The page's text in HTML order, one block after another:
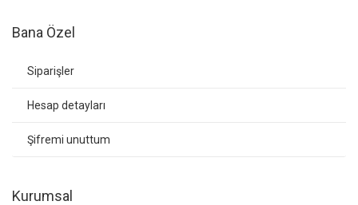
Bana Özel
Siparişler
Hesap detayları
Şifremi unuttum
Kurumsal